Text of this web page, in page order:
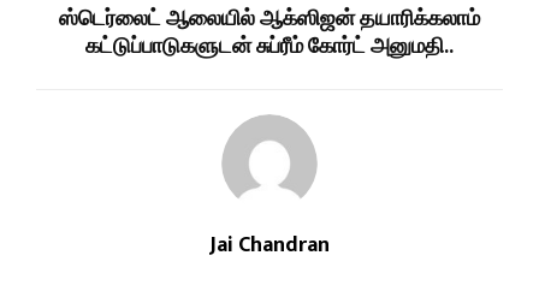
ஸ்டெர்லைட் ஆலையில் ஆக்ஸிஜன் தயாரிக்கலாம்
கட்டுப்பாடுகளுடன் சுப்ரீம் கோர்ட் அனுமதி..
Jai Chandran